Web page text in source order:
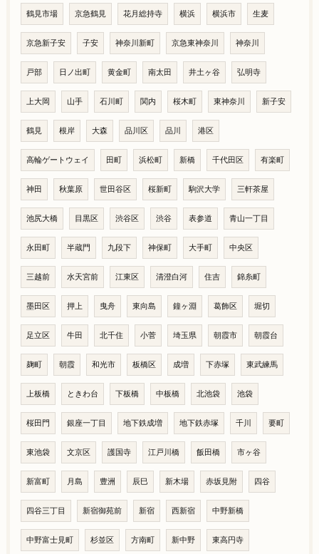
鶴見市場 京急鶴見 花月総持寺 横浜 横浜市 生麦
京急新子安 子安 神奈川新町 京急東神奈川 神奈川
戸部 日ノ出町 黄金町 南太田 井土ヶ谷 弘明寺
上大岡 山手 石川町 関内 桜木町 東神奈川 新子安
鶴見 根岸 大森 品川区 品川 港区
高輪ゲートウェイ 田町 浜松町 新橋 千代田区 有楽町
神田 秋葉原 世田谷区 桜新町 駒沢大学 三軒茶屋
池尻大橋 目黒区 渋谷区 渋谷 表参道 青山一丁目
永田町 半蔵門 九段下 神保町 大手町 中央区
三越前 水天宮前 江東区 清澄白河 住吉 錦糸町
墨田区 押上 曳舟 東向島 鐘ヶ淵 葛飾区 堀切
足立区 牛田 北千住 小菅 埼玉県 朝霞市 朝霞台
麹町 朝霞 和光市 板橋区 成増 下赤塚 東武練馬
上板橋 ときわ台 下板橋 中板橋 北池袋 池袋
桜田門 銀座一丁目 地下鉄成増 地下鉄赤塚 千川 要町
東池袋 文京区 護国寺 江戸川橋 飯田橋 市ヶ谷
新富町 月島 豊洲 辰巳 新木場 赤坂見附 四谷
四谷三丁目 新宿御苑前 新宿 西新宿 中野新橋
中野富士見町 杉並区 方南町 新中野 東高円寺